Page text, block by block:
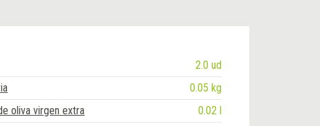
2.0 ud
0.05 kg
oliva virgen extra
0.02 l